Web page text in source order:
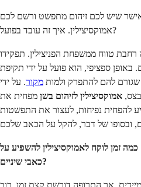
שיש לכם זיהום מתפשט ורשם לכם
אמוקסיצילין. איך זה עובד בפועל?
רחבת טווח ממשפחת הפניצילין. תפקידו
באופן ספציפי, הוא פועל על ידי תקיפת
להם להתפרק ולמות מקור. על ידי
אמוקסיצילין לזיהום בשן מפחית את
להפחית נפיחות, לעצור את התפשטות
כמה זמן לוקח לאמוקסיצילין להשפיע על
כאבי שיניים?
אך התרופה דורשת קצת זמן. רוב